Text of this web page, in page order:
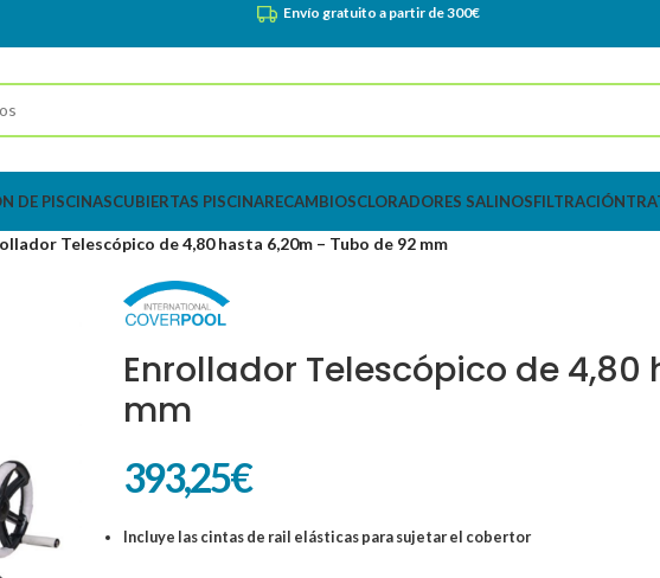
Envío gratuito a partir de 300€
DE PISCINASCUBIERTAS PISCINARECAMBIOSCLORADORES SALINOSFILTRACIÓN
Telescópico de 4,80 hasta 6,20m – Tubo de 92 mm
Enrollador Telescópico de 4,80
mm
393,25€
Incluye las cintas de rail elásticas para sujetar el cobertor